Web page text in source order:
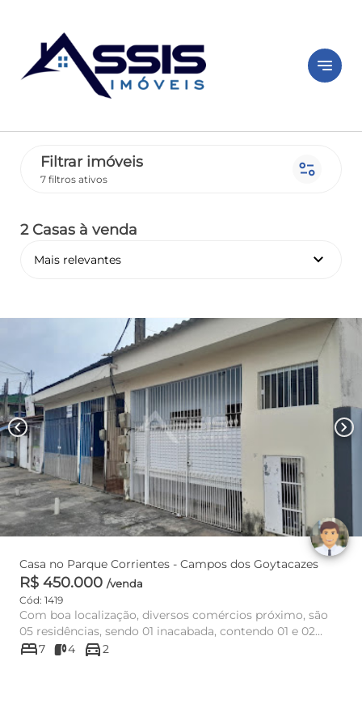
notes
Filtrar imóveis
7 filtros ativos page_info
2 Casas à venda
Mais relevantes keyboard_arrow_down
chevron_left chevron_right
Casa no Parque Corrientes - Campos dos Goytacazes
R$ 450.000 /venda
Cód: 1419
Com boa localização, diversos comércios próximo, são
05 residências, sendo 01 inacabada, contendo 01 e 02
quartos cada i...
bed7 4 directions_car2